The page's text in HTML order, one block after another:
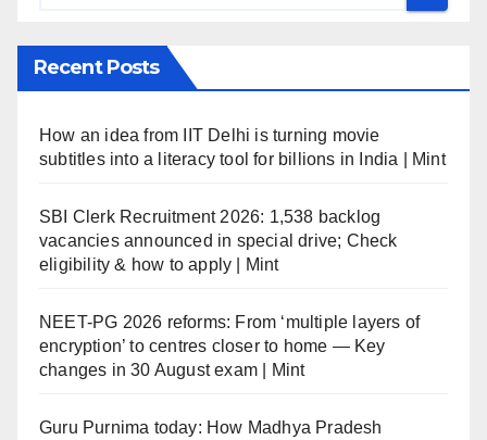
Recent Posts
How an idea from IIT Delhi is turning movie
subtitles into a literacy tool for billions in India | Mint
SBI Clerk Recruitment 2026: 1,538 backlog
vacancies announced in special drive; Check
eligibility & how to apply | Mint
NEET-PG 2026 reforms: From ‘multiple layers of
encryption’ to centres closer to home — Key
changes in 30 August exam | Mint
Guru Purnima today: How Madhya Pradesh